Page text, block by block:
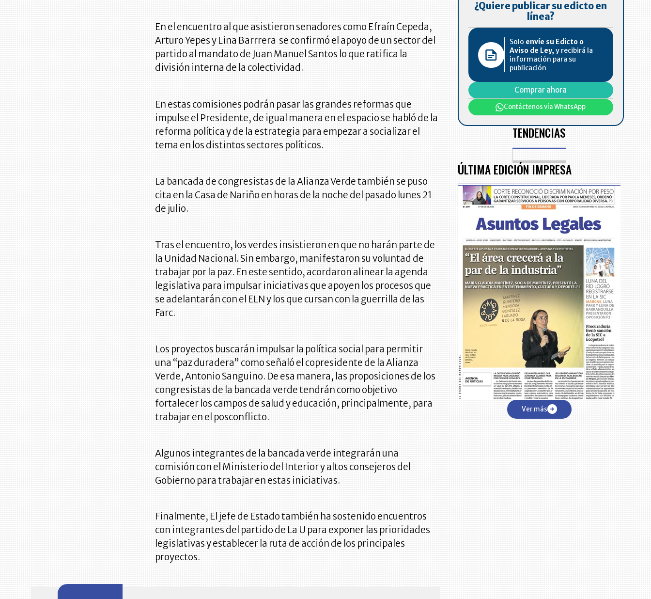
En el encuentro al que asistieron senadores como Efraín Cepeda,
Arturo Yepes y Lina Barrrera se confirmó el apoyo de un sector del
partido al mandato de Juan Manuel Santos lo que ratifica la
división interna de la colectividad.
En estas comisiones podrán pasar las grandes reformas que
impulse el Presidente, de igual manera en el espacio se habló de la
reforma política y de la estrategia para empezar a socializar el
tema en los distintos sectores políticos.
La bancada de congresistas de la Alianza Verde también se puso
cita en la Casa de Nariño en horas de la noche del pasado lunes 21
de julio.
Tras el encuentro, los verdes insistieron en que no harán parte de
la Unidad Nacional. Sin embargo, manifestaron su voluntad de
trabajar por la paz. En este sentido, acordaron alinear la agenda
legislativa para impulsar iniciativas que apoyen los procesos que
se adelantarán con el ELN y los que cursan con la guerrilla de las
Farc.
Los proyectos buscarán impulsar la política social para permitir
una “paz duradera” como señaló el copresidente de la Alianza
Verde, Antonio Sanguino. De esa manera, las proposiciones de los
congresistas de la bancada verde tendrán como objetivo
fortalecer los campos de salud y educación, principalmente, para
trabajar en el posconflicto.
Algunos integrantes de la bancada verde integrarán una
comisión con el Ministerio del Interior y altos consejeros del
Gobierno para trabajar en estas iniciativas.
Finalmente, El jefe de Estado también ha sostenido encuentros
con integrantes del partido de La U para exponer las prioridades
legislativas y establecer la ruta de acción de los principales
proyectos.
¿Quiere publicar su edicto en
línea?
Solo envíe su Edicto o
Aviso de Ley, y recibirá la
información para su
publicación
Comprar ahora
Contáctenos vía WhatsApp
TENDENCIAS
ÚLTIMA EDICIÓN IMPRESA
Ver más